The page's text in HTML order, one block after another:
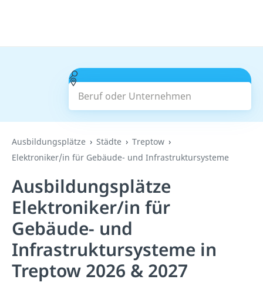
Beruf oder Unternehmen
Suchen
Ausbildungsplätze Städte
Treptow
Elektroniker/in für Gebäude- und Infrastruktursysteme
Ausbildungsplätze
Elektroniker/in für
Gebäude- und
Infrastruktursysteme in
Treptow 2026 & 2027